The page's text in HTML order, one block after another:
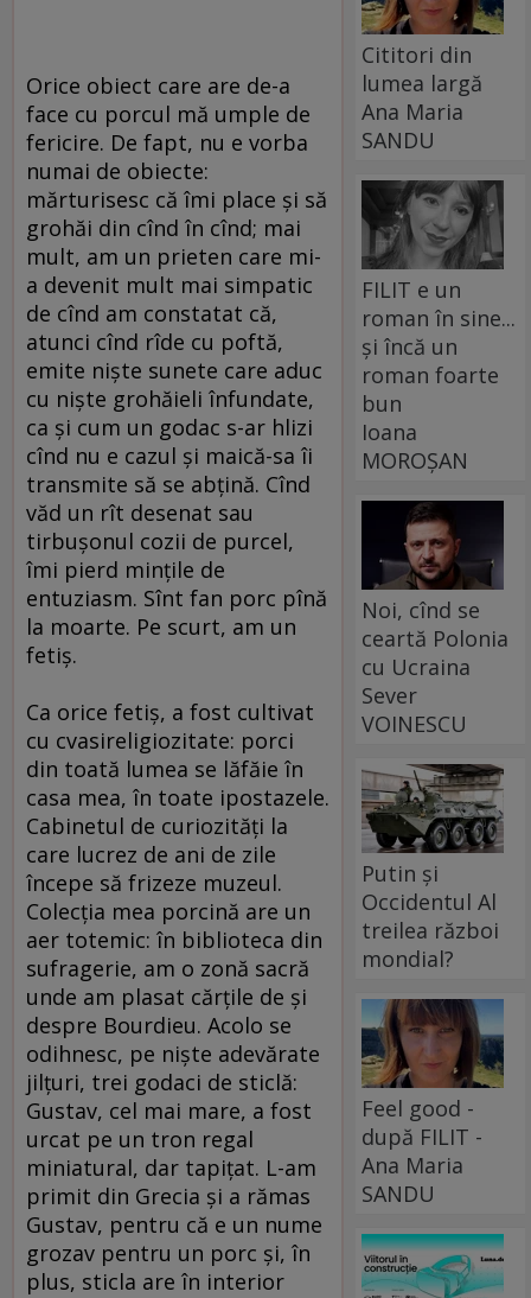
Orice obiect care are de-a
face cu porcul mă umple de
fericire. De fapt, nu e vorba
numai de obiecte:
mărturisesc că îmi place şi să
grohăi din cînd în cînd; mai
mult, am un prieten care mi-
a devenit mult mai simpatic
de cînd am constatat că,
atunci cînd rîde cu poftă,
emite nişte sunete care aduc
cu nişte grohăieli înfundate,
ca şi cum un godac s-ar hlizi
cînd nu e cazul şi maică-sa îi
transmite să se abţină. Cînd
văd un rît desenat sau
tirbuşonul cozii de purcel,
îmi pierd minţile de
entuziasm. Sînt fan porc pînă
la moarte. Pe scurt, am un
fetiş.
Ca orice fetiş, a fost cultivat
cu cvasireligiozitate: porci
din toată lumea se lăfăie în
casa mea, în toate ipostazele.
Cabinetul de curiozităţi la
care lucrez de ani de zile
începe să frizeze muzeul.
Colecţia mea porcină are un
aer totemic: în biblioteca din
sufragerie, am o zonă sacră
unde am plasat cărţile de şi
despre Bourdieu. Acolo se
odihnesc, pe nişte adevărate
jilţuri, trei godaci de sticlă:
Gustav, cel mai mare, a fost
urcat pe un tron regal
miniatural, dar tapiţat. L-am
primit din Grecia şi a rămas
Gustav, pentru că e un nume
grozav pentru un porc şi, în
plus, sticla are în interior
Cititori din
lumea largă
Ana Maria
SANDU
FILIT e un
roman în sine...
și încă un
roman foarte
bun
Ioana
MOROȘAN
Noi, cînd se
ceartă Polonia
cu Ucraina
Sever
VOINESCU
Putin și
Occidentul Al
treilea război
mondial?
Feel good -
după FILIT -
Ana Maria
SANDU